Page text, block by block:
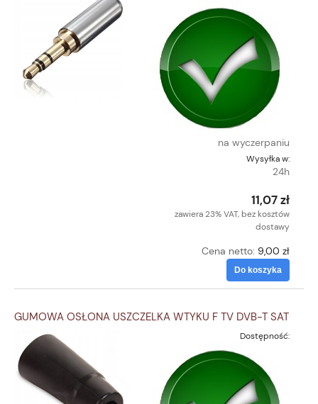
na wyczerpaniu
Wysyłka w:
24h
11,07 zł
zawiera 23% VAT, bez kosztów
dostawy
Cena netto: 9,00 zł
Do koszyka
GUMOWA OSŁONA USZCZELKA WTYKU F TV DVB-T SAT
Dostępność: